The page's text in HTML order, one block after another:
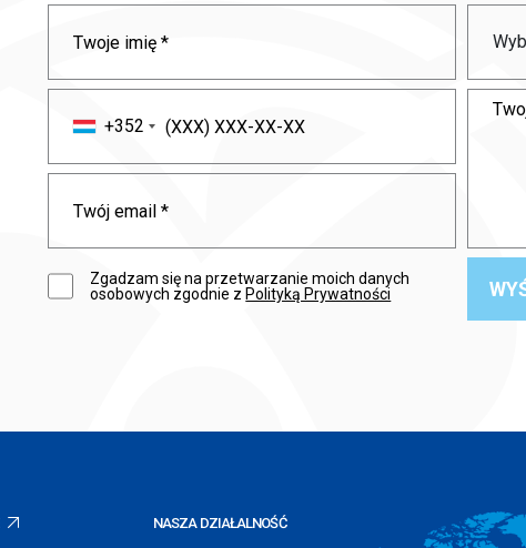
+352
Zgadzam się na przetwarzanie moich danych
osobowych zgodnie z Polityką Prywatności
NASZA DZIAŁALNOŚĆ